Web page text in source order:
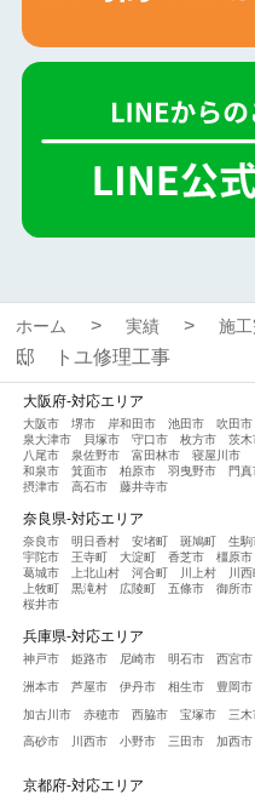
ホーム 実績 施
邸 トユ修理工事
大阪府-対応エリア
大阪市 堺市 岸和田市 池田市
吹田市
泉大津市
貝塚市 守口市 枚方市
茨木
八尾市
泉佐野市 富田林市
寝屋川市
和泉市
箕面市 柏原市 羽曳野市
門真
摂津市
高石市 藤井寺市
奈良県-対応エリア
奈良市 明日香村 安堵町 斑鳩町
生駒
宇陀市
王寺町 大淀町 香芝市
橿原市
葛城市
上北山村 河合町 川上村
川
上牧町
黒滝村 広陵町 五條市
御所市
桜井市
兵庫県-対応エリア
神戸市 姫路市 尼崎市 明石市 西宮市
洲本市 芦屋市 伊丹市 相生市 豊岡市
加古川市 赤穂市 西脇市 宝塚市 三木
高砂市 川西市 小野市 三田市 加西市
京都府-対応エリア